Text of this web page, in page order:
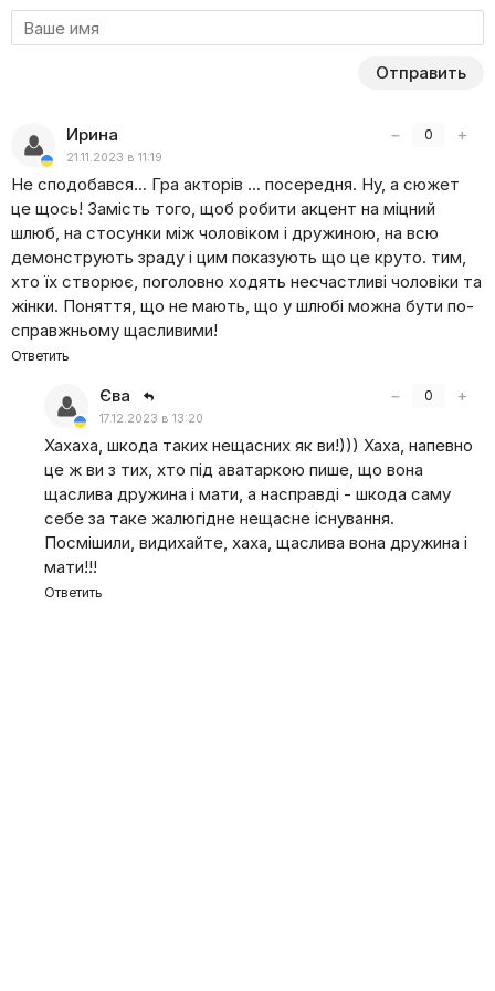
Однако как-то в соседнее имение навестить старого
Адам Родзинский. Это событие коренным образом
влюбляется в женатого мужчину. Его тоже с первого
взгляда привлекает Анна, она становится для него
смыслом жизни и самым дорогим сокровищем.
Герои до безумия любят друг друга, но на пути
к желанному счастью перед ними одно за другим
появляются сложные испытания. Справятся ли они
со всеми трудностями? Какие неожиданные сюрпризы
для влюбленных готовит судьба? И удастся ли
им до смерти быть вместе?
Отправить
− 0 +
Ирина
21.11.2023 в 11:19
Не сподобався… Гра акторів … посередня. Ну, а сюжет
це щось! Замість того, щоб робити акцент на міцний
шлюб, на стосунки між чоловіком і дружиною, на всю
демонструють зраду і цим показують що це круто. тим,
хто їх створює, поголовно ходять несчастливі чоловіки та
жінки. Поняття, що не мають, що у шлюбі можна бути по-
справжньому щасливими!
Ответить
− 0 +
Єва
17.12.2023 в 13:20
Хахаха, шкода таких нещасних як ви!))) Хаха, напевно
це ж ви з тих, хто під аватаркою пише, що вона
щаслива дружина і мати, а насправді - шкода саму
себе за таке жалюгідне нещасне існування.
Посмішили, видихайте, хаха, щаслива вона дружина і
мати!!!
Ответить